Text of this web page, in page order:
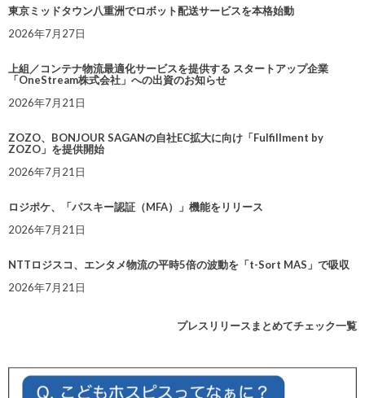
東京ミッドタウン八重洲でロボット配送サービスを本格始動
2026年7月27日
上組／コンテナ物流最適化サービスを提供する スタートアップ企業
「OneStream株式会社」への出資のお知らせ
2026年7月21日
ZOZO、BONJOUR SAGANの自社EC拡大に向け「Fulfillment by
ZOZO」を提供開始
2026年7月21日
ロジポケ、「パスキー認証（MFA）」機能をリリース
2026年7月21日
NTTロジスコ、エンタメ物流の平時5倍の波動を「t-Sort MAS」で吸収
2026年7月21日
プレスリリースまとめてチェック一覧